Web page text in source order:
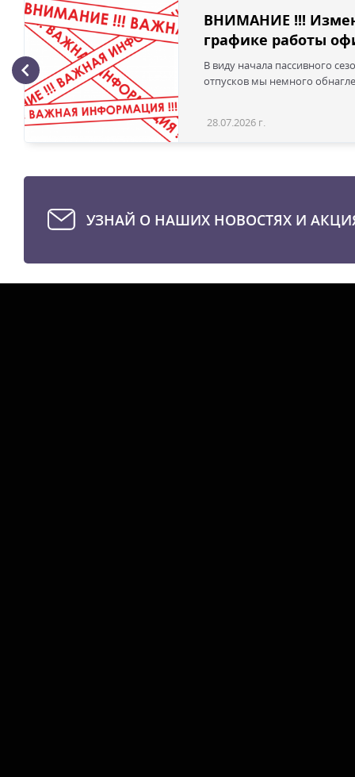
ВНИМАНИЕ !!!
графике работы
В виду начала пассивного
отпусков мы немного
28.07.2026 г.
УЗНАЙ О НАШИХ НОВОСТЯХ И